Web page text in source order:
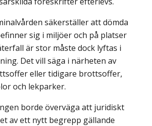
säkerställer att dömda
sig i miljöer och på platser
är stor måste dock lyftas i
Det vill säga i närheten av
eller tidigare brottsoffer,
och lekparker.
borde överväga att juridiskt
av ett nytt begrepp gällande